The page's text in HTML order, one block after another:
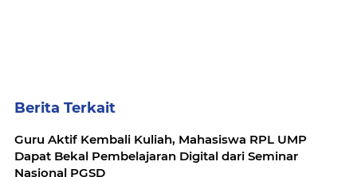
Berita Terkait
Guru Aktif Kembali Kuliah, Mahasiswa RPL UMP
Dapat Bekal Pembelajaran Digital dari Seminar
Nasional PGSD